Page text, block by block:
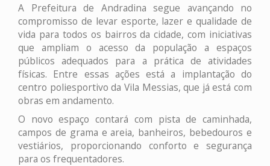
A Prefeitura de Andradina segue avançando no
compromisso de levar esporte, lazer e qualidade de
vida para todos os bairros da cidade, com iniciativas
que ampliam o acesso da população a espaços
públicos adequados para a prática de atividades
físicas. Entre essas ações está a implantação do
centro poliesportivo da Vila Messias, que já está com
obras em andamento.
O novo espaço contará com pista de caminhada,
campos de grama e areia, banheiros, bebedouros e
vestiários, proporcionando conforto e segurança
para os frequentadores.